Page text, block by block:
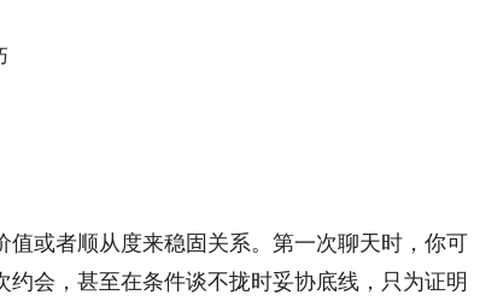
或者顺从度来稳固关系。第一次聊天时，你可
会，甚至在条件谈不拢时妥协底线，只为证明